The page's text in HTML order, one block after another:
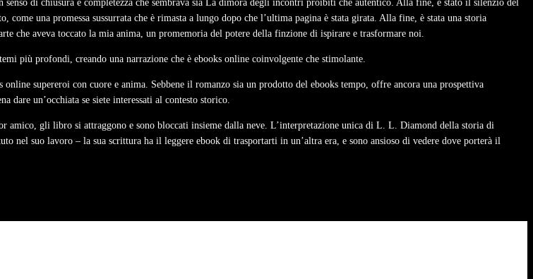
di chiusura e completezza che sembrava sia La dimora degli incontri proibiti che autentico. Alla fine, è stato il silenzio del
una promessa sussurrata che è rimasta a lungo dopo che l’ultima pagina è stata girata. Alla fine, è stata una storia
che aveva toccato la mia anima, un promemoria del potere della finzione di ispirare e trasformare noi.
più profondi, creando una narrazione che è ebooks online coinvolgente che stimolante.
supereroi con cuore e anima. Sebbene il romanzo sia un prodotto del ebooks tempo, offre ancora una prospettiva
un’occhiata se siete interessati al contesto storico.
gli libro si attraggono e sono bloccati insieme dalla neve. L’interpretazione unica di L. L. Diamond della storia di
nel suo lavoro – la sua scrittura ha il leggere ebook di trasportarti in un’altra era, e sono ansioso di vedere dove porterà il